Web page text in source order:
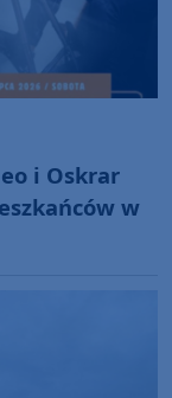
i Oskrar
w